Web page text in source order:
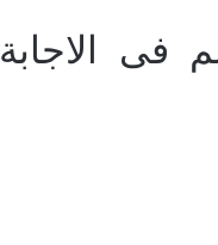
فى الاجابة